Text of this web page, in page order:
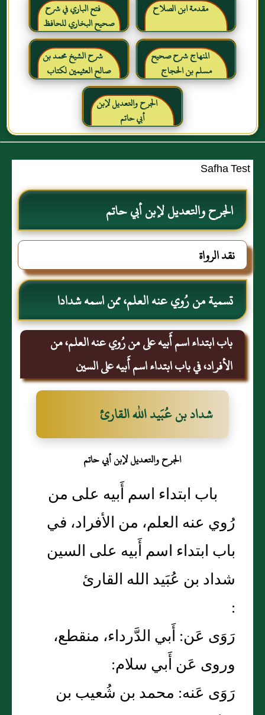
مقدمة ابن الصلاح
فتح الباري في شرح
صحيح البخاري للحافظ
ابن حجر العسقلاني
المنهاج شرح صحيح
مسلم بن الحجاج
شرح الشيخ محمد بن
صالح العثيمين لكتاب
رياض الصالحين للإمام
النووي رحمهم الله تعالىالجرح والتعديل لإبن
أبي حاتم
Safha Test
الجرح والتعديل لإبن أبي حاتم
نقد الرواة
تسمية من رُوي عنه العلم، ممن اسمه شدادا
باب ابتداء اسم أَبيه على من رُوي عنه العلم، من
الأفراد، في باب ابتداء اسم أَبيه على السين
شداد بن عُبَيد الله القارئ
الجرح والتعديل لإبن أبي حاتم
باب ابتداء اسم أَبيه على من
رُوي عنه العلم، من الأفراد، في
باب ابتداء اسم أَبيه على السين
شداد بن عُبَيد الله القارئ
:
رَوَى عَن: أَبي الدَّرداء، منقطع،
وروى عَن أَبي سلام:
رَوَى عَنه: محمد بن شُعيب بن